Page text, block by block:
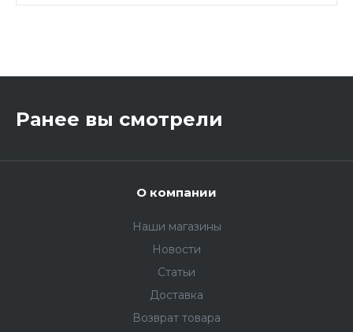
Ранее вы смотрели
О компании
Наши магазины
Новости
Статьи
Доставка
Возврат товара